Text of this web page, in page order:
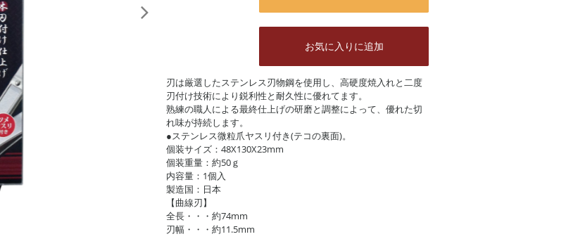
お気に入りに追加
刃は厳選したステンレス刃物鋼を使用し、高硬度焼入れと二度
刃付け技術により鋭利性と耐久性に優れてます。
熟練の職人による最終仕上げの研磨と調整によって、優れた切
れ味が持続します。
●ステンレス微粒爪ヤスリ付き(テコの裏面)。
個装サイズ：48X130X23mm
個装重量：約50ｇ
内容量：1個入
製造国：日本
【曲線刃】
全長・・・約74mm
刃幅・・・約11.5mm